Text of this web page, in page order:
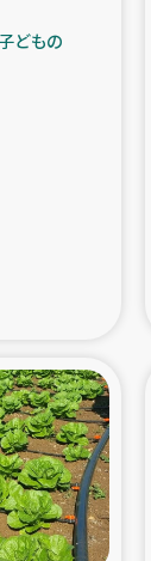
の物資配付お
ミャンマー移民
シリア難民への
街地在宅被災
生活支援・農
ーン・ボランテ
どもの